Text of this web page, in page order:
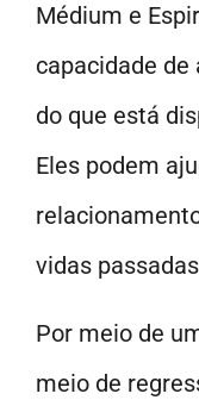
Médium e
capacidade
do que está
Eles podem
vidas
Por meio de
meio de